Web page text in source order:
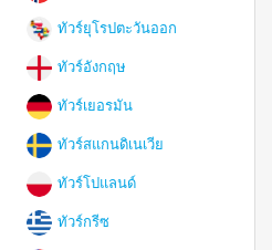
ทัวร์ยุโรปตะวันออก
ทัวร์อังกฤษ
ทัวร์เยอรมัน
ทัวร์สแกนดิเนเวีย
ทัวร์โปแลนด์
ทัวร์กรีซ